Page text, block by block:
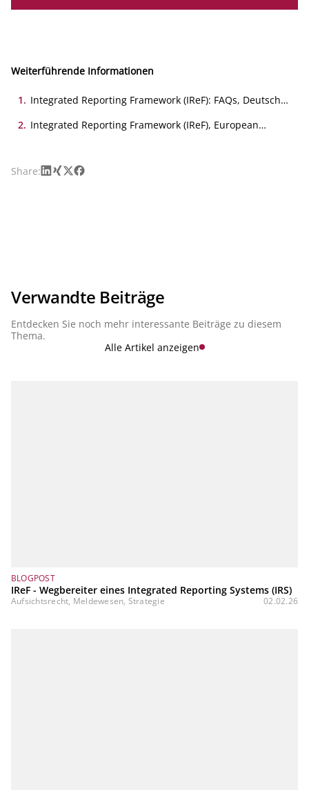
Weiterführende Informationen
1. Integrated Reporting Framework (IReF): FAQs, Deutsche
2. Integrated Reporting Framework (IReF), European
Share:LinkedIn
Xing
X Facebook
Verwandte Beiträge
Entdecken Sie noch mehr interessante Beiträge zu diesem
Thema.
Alle Artikel anzeigen
BLOGPOST
IReF - Wegbereiter eines Integrated Reporting Systems (IRS)
Aufsichtsrecht, Meldewesen, Strategie 02.02.26